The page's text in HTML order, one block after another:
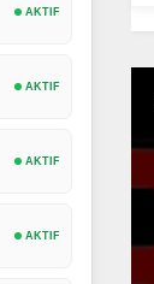
AKTIF
AKTIF
AKTIF
AKTIF